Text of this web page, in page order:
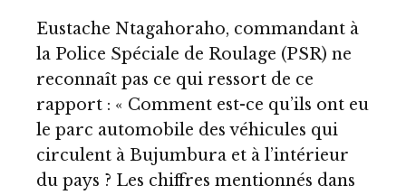
Eustache Ntagahoraho, commandant à
la Police Spéciale de Roulage (PSR) ne
reconnaît pas ce qui ressort de ce
rapport : « Comment est-ce qu’ils ont eu
le parc automobile des véhicules qui
circulent à Bujumbura et à l’intérieur
du pays ? Les chiffres mentionnés dans